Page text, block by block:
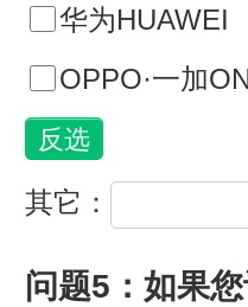
华为HUAWEI
OPPO·一加
其它：
问题5：如果